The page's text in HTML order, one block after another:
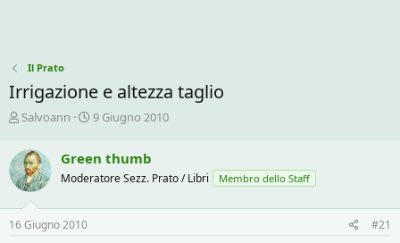
Il Prato
Irrigazione e altezza taglio
C
e
a
t
o
r
e
Salvoann
D
a
d
i
9 Giugno 2010
Green thumb
Moderatore Sezz. Prato / Libri Membro dello Staff
16 Giugno 2010 #21